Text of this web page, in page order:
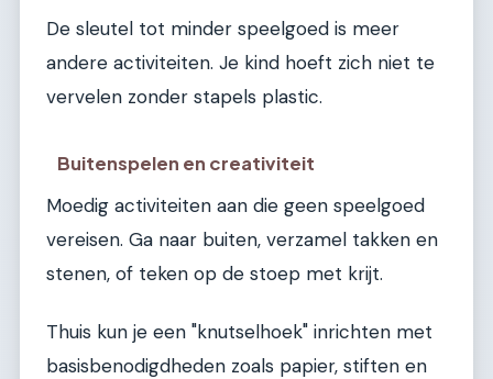
De sleutel tot minder speelgoed is meer
andere activiteiten. Je kind hoeft zich niet te
vervelen zonder stapels plastic.
Buitenspelen en creativiteit
Moedig activiteiten aan die geen speelgoed
vereisen. Ga naar buiten, verzamel takken en
stenen, of teken op de stoep met krijt.
Thuis kun je een "knutselhoek" inrichten met
basisbenodigdheden zoals papier, stiften en